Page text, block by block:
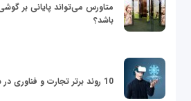
متاورس می‌تواند پایانی بر
باشد؟
10 روند برتر تجارت و فناوری در سال 2022